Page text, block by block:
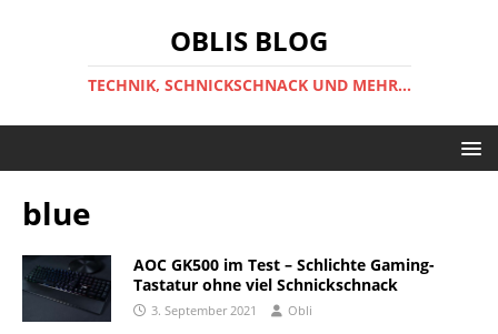
OBLIS BLOG
TECHNIK, SCHNICKSCHNACK UND MEHR...
blue
AOC GK500 im Test – Schlichte Gaming-
Tastatur ohne viel Schnickschnack
3. September 2021 Obli